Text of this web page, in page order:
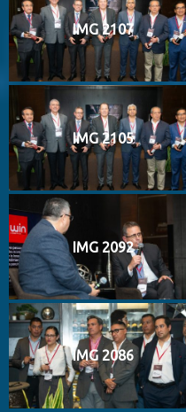
IMG 2107
IMG 2105
IMG 2092
IMG 2086